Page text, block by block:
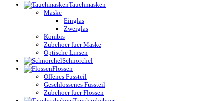
Tauchmasken
Maske
Einglas
Zweiglas
Kombis
Zubehoer fuer Maske
Optische Linsen
Schnorchel
Flossen
Offenes Fussteil
Geschlossenes Fussteil
Zubehoer fuer Flossen